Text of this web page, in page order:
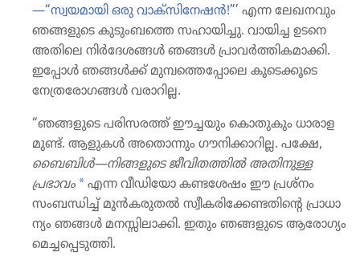
—“സ്വയമാ​യി ഒരു വാക്‌സിനേഷൻ!”’ എന്ന ലേഖന​വും
ഞങ്ങളുടെ കുടും​ബത്തെ സഹായി​ച്ചു. വായിച്ച ഉടനെ
അതിലെ നിർദേ​ശങ്ങൾ ഞങ്ങൾ പ്രാവർത്തി​ക​മാ​ക്കി.
ഇപ്പോൾ ഞങ്ങൾക്ക്‌ മുമ്പ​ത്തെപ്പോ​ലെ കൂടെ​ക്കൂ​ടെ
നേത്രരോ​ഗങ്ങൾ വരാറില്ല.
“ഞങ്ങളുടെ പരിസ​രത്ത്‌ ഈച്ചയും കൊതു​കും ധാരാ​ള​
മുണ്ട്‌. ആളുകൾ അതൊ​ന്നും ഗൗനി​ക്കാ​റില്ല. പക്ഷേ,
ബൈബിൾ—നിങ്ങളു​ടെ ജീവി​ത​ത്തിൽ അതിനുള്ള
പ്രഭാവം a എന്ന വീഡി​യോ കണ്ടശേഷം ഈ പ്രശ്‌നം
സംബന്ധിച്ച്‌ മുൻക​രു​തൽ സ്വീക​രിക്കേ​ണ്ട​തി​ന്റെ പ്രാധാ​
ന്യം ഞങ്ങൾ മനസ്സി​ലാ​ക്കി. ഇതും ഞങ്ങളുടെ ആരോ​ഗ്യം
മെച്ച​പ്പെ​ടു​ത്തി.